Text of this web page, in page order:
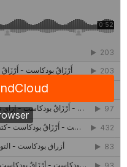
حصاد 2022 لمشروع "رواد 2030″
كل ما تريد معرفته عن